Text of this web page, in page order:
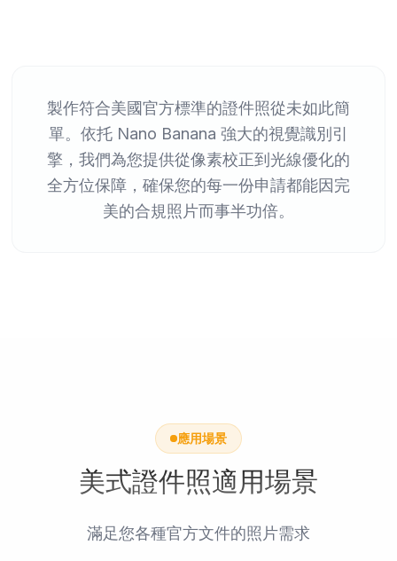
製作符合美國官方標準的證件照從未如此簡
單。依托 Nano Banana 強大的視覺識別引
擎，我們為您提供從像素校正到光線優化的
全方位保障，確保您的每一份申請都能因完
美的合規照片而事半功倍。
應用場景
美式證件照適用場景
滿足您各種官方文件的照片需求